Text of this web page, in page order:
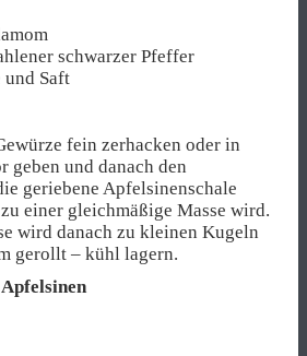
schwarzer Pfeffer
und Saft
fein zerhacken oder in
geben und danach den
geriebene Apfelsinenschale
einer gleichmäßige Masse wird.
wird danach zu kleinen Kugeln
gerollt – kühl lagern.